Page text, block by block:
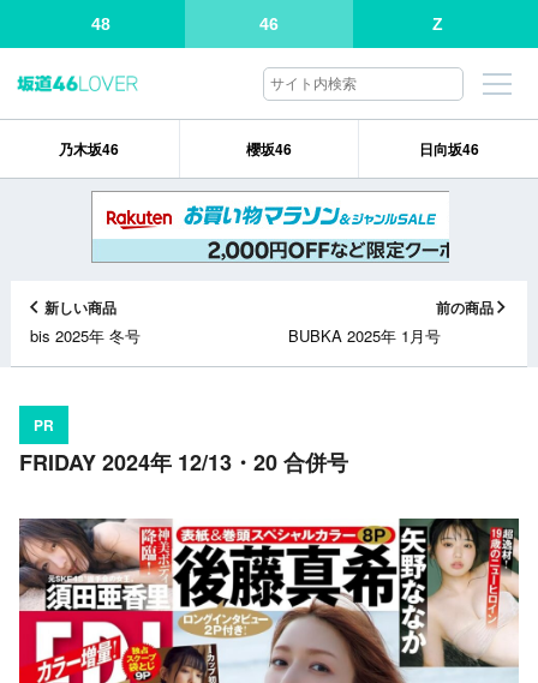
48 46 Z
乃木坂46 櫻坂46 日向坂46
新しい商品
bis 2025年 冬号
前の商品
BUBKA 2025年 1月号
PR
FRIDAY 2024年 12/13・20 合併号